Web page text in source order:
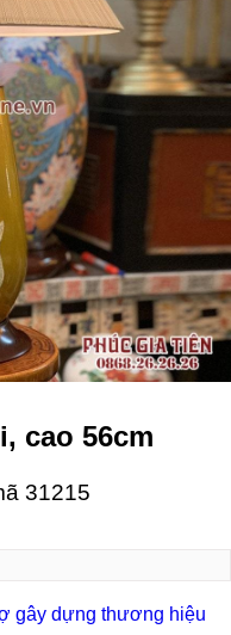
cao 56cm
31215
gây dựng thương hiệu